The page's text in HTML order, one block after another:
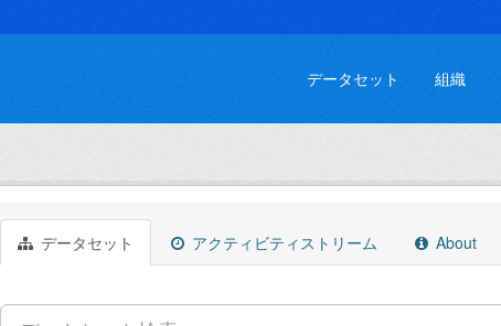
データセット 組織
データセット アクティビティストリーム About